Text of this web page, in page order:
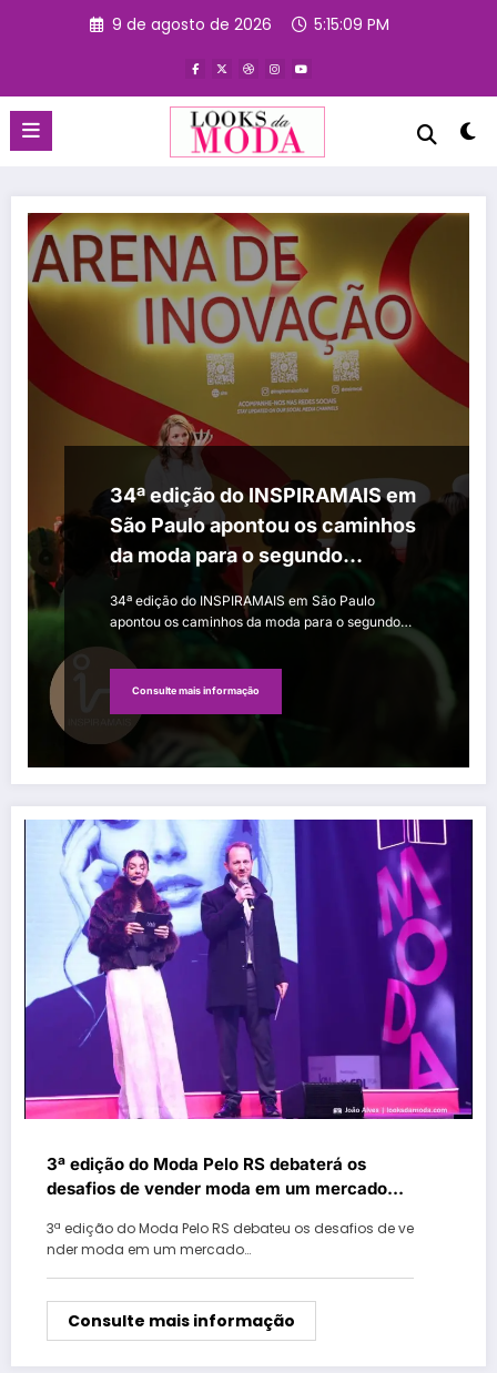
9 de agosto de 2026 5:15:10 PM
34ª edição do INSPIRAMAIS em
São Paulo apontou os caminhos
da moda para o segundo
semestre de 2027
34ª edição do INSPIRAMAIS em São Paulo
apontou os caminhos da moda para o segundo…
Consulte mais informação
3ª edição do Moda Pelo RS debaterá os
desafios de vender moda em um mercado
3ª edição do Moda Pelo RS debateu os desafios de ve
nder moda em um mercado…
Consulte mais informação